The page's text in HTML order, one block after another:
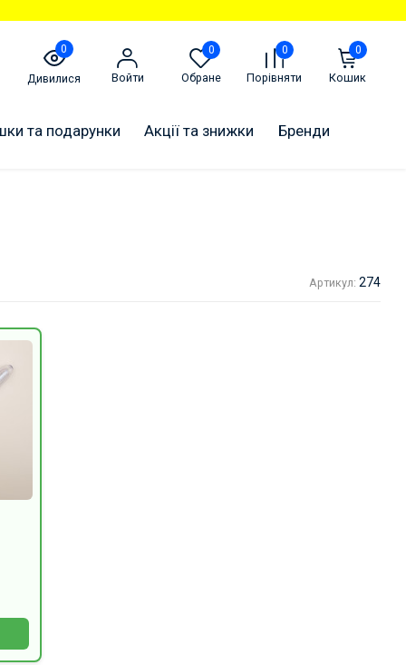
0
Дивилися Войти
0
Обране
0
Порівняти
0
Кошик
та подарунки Акції та знижки Бренди
Артикул: 274